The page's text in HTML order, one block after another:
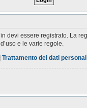
devi essere registrato. La
e le varie regole.
| Trattamento dei dati